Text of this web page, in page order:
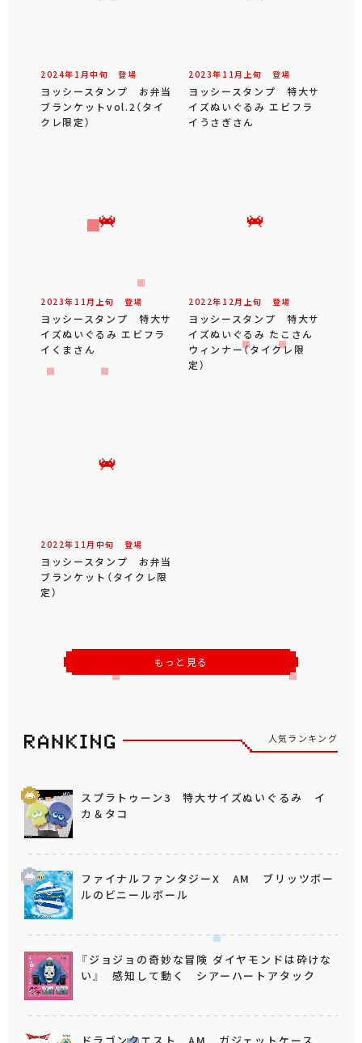
2024年 1 月中旬 登場
ヨッシースタンプ お弁当
ブランケットvol.2（タイ
クレ限定）
2023年 11 月 上旬 登場
ヨッシースタンプ 特大サ
イズぬいぐるみ エビフラ
イうさぎさん
2023年 11 月 上旬 登場
ヨッシースタンプ 特大サ
イズぬいぐるみ エビフラ
イくまさん
2022年 12 月 上旬 登場
ヨッシースタンプ 特大サ
イズぬいぐるみ たこさん
ウィンナー（タイクレ限
定）
2022年 11 月 中旬 登場
ヨッシースタンプ お弁当
ブランケット（タイクレ限
定）
もっと見る
人気ランキング
スプラトゥーン3 特大サイズぬいぐるみ イ
カ＆タコ
ファイナルファンタジーX AM ブリッツボー
ルのビニールボール
『ジョジョの奇妙な冒険 ダイヤモンドは砕けな
い』 感知して動く シアーハートアタック
ドラゴンクエスト AM ガジェットケース